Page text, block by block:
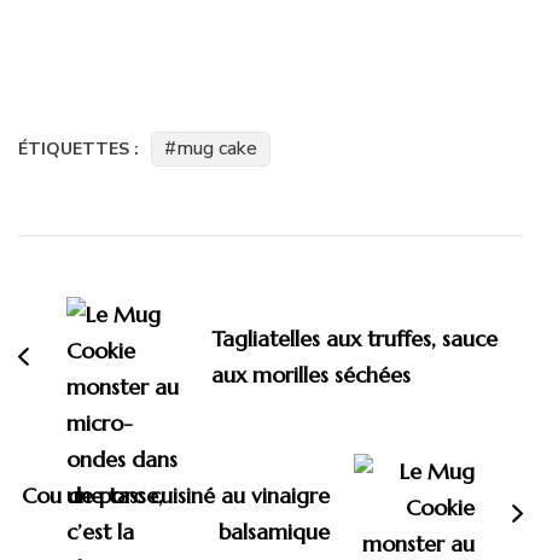
ÉTIQUETTES : mug cake
d'article
Tagliatelles aux truffes, sauce
aux morilles séchées
Cou de porc cuisiné au vinaigre
balsamique